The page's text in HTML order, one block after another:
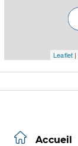
Leaflet |
Accueil